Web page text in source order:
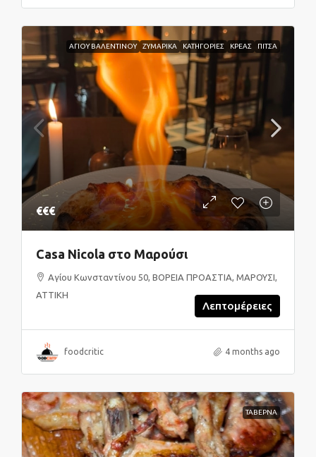
ΑΓΙΟΥ ΒΑΛΕΝΤΙΝΟΥ ΖΥΜΑΡΙΚΑ ΚΑΤΗΓΟΡΙΕΣ ΚΡΕΑΣ ΠΙΤΣΑ
€€€
Casa Nicola στο Μαρούσι
Αγίου Κωνσταντίνου 50, ΒΟΡΕΙΑ ΠΡΟΑΣΤΙΑ, ΜΑΡΟΥΣΙ,
ΑΤΤΙΚΗ
Λεπτομέρειες
foodcritic 4 months ago
ΤΑΒΕΡΝΑ